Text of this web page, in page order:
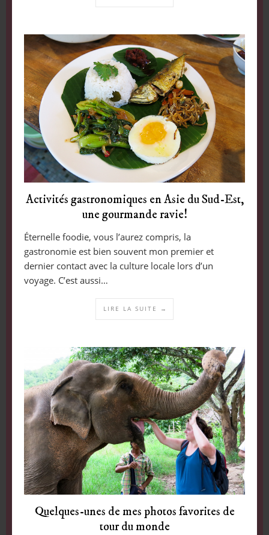
Activités gastronomiques en Asie du Sud-Est,
une gourmande ravie!
Éternelle foodie, vous l’aurez compris, la
gastronomie est bien souvent mon premier et
dernier contact avec la culture locale lors d’un
voyage. C’est aussi…
LIRE LA SUITE →
Quelques-unes de mes photos favorites de
tour du monde